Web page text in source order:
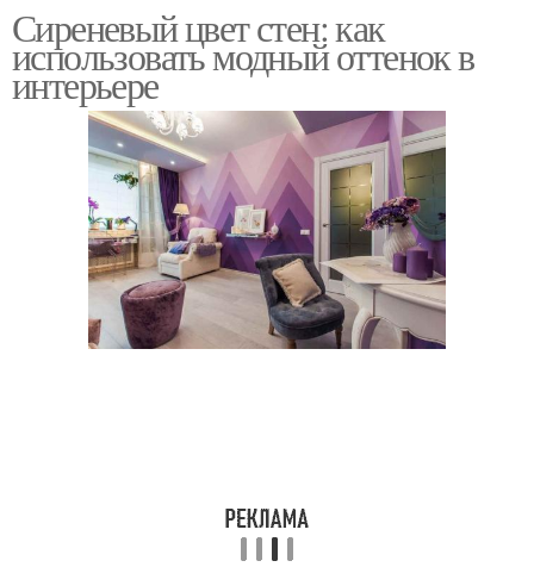
Сиреневый цвет стен: как
использовать модный оттенок в
интерьере